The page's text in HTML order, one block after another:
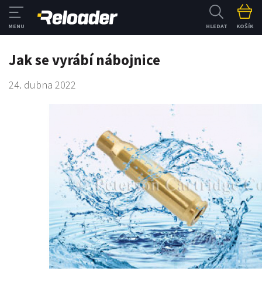
HLEDAT KOŠÍK
Jak se vyrábí nábojnice
24. dubna 2022